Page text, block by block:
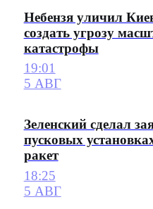
Небензя уличил
создать угрозу
катастрофы
19:01
5 АВГ
Зеленский сделал
пусковых
ракет
18:25
5 АВГ